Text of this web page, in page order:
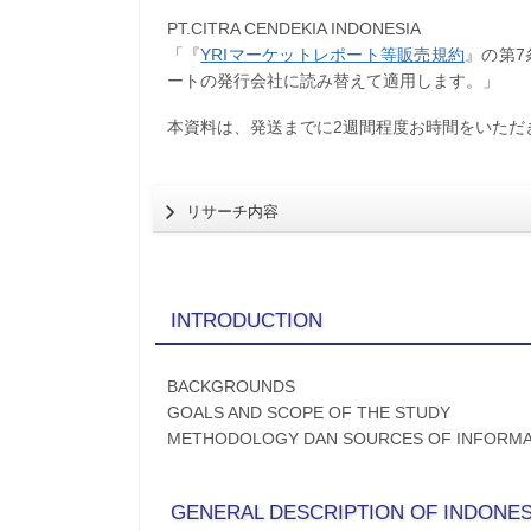
PT.CITRA CENDEKIA INDONESIA
「『YRIマーケットレポート等販売規約 』の第
ートの発行会社に読み替えて適用します。」
本資料は、発送までに2週間程度お時間をいただ
リサーチ内容
INTRODUCTION
BACKGROUNDS
GOALS AND SCOPE OF THE STUDY
METHODOLOGY DAN SOURCES OF
GENERAL DESCRIPTION OF